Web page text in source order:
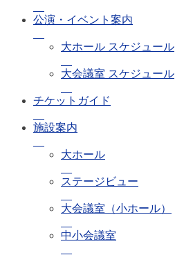
公演・イベント案内
大ホール スケジュール
大会議室 スケジュール
チケットガイド
施設案内
大ホール
ステージビュー
大会議室（小ホール）
中小会議室